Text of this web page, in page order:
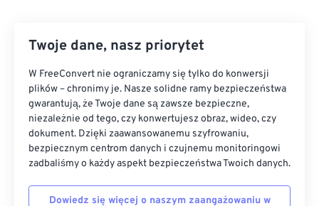
Twoje dane, nasz priorytet
W FreeConvert nie ograniczamy się tylko do konwersji
plików – chronimy je. Nasze solidne ramy bezpieczeństwa
gwarantują, że Twoje dane są zawsze bezpieczne,
niezależnie od tego, czy konwertujesz obraz, wideo, czy
dokument. Dzięki zaawansowanemu szyfrowaniu,
bezpiecznym centrom danych i czujnemu monitoringowi
zadbaliśmy o każdy aspekt bezpieczeństwa Twoich danych.
Dowiedz się więcej o naszym zaangażowaniu w